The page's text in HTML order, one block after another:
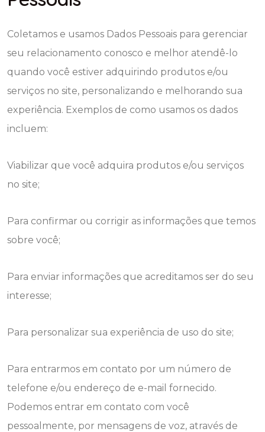
Coletamos e usamos Dados Pessoais para gerenciar
seu relacionamento conosco e melhor atendê-lo
quando você estiver adquirindo produtos e/ou
serviços no site, personalizando e melhorando sua
experiência. Exemplos de como usamos os dados
incluem:
Viabilizar que você adquira produtos e/ou serviços
no site;
Para confirmar ou corrigir as informações que temos
sobre você;
Para enviar informações que acreditamos ser do seu
interesse;
Para personalizar sua experiência de uso do site;
Para entrarmos em contato por um número de
telefone e/ou endereço de e-mail fornecido.
Podemos entrar em contato com você
pessoalmente, por mensagens de voz, através de